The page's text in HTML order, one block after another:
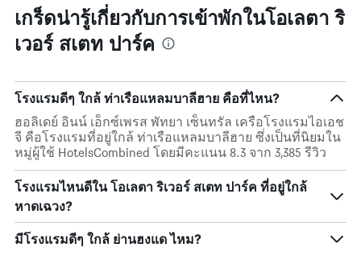
วัน
ของ
สัปดาห์
แผนภูมิ
แกน
Y
1
แกน
แแส
ดง
เฉลี่ย
ของ
ห้อง
พัก
เกร็ดน่ารู้เกี่ยวกับการเข้าพักในโอเลตา ริ
เวอร์ สเตท ปาร์ค
โรงแรมดีๆ ใกล้ ท่าเรือแหลมบาลีฮาย คือที่ไหน?
ฮอลิเดย์ อินน์ เอ็กซ์เพรส พัทยา เซ็นทรัล เครือโรงแรมไอเอช
จี คือโรงแรมที่อยู่ใกล้ ท่าเรือแหลมบาลีฮาย ซึ่งเป็นที่นิยมใน
หมู่ผู้ใช้ HotelsCombined โดยมีคะแนน 8.3 จาก 3,385 รีวิว
โรงแรมไหนดีใน โอเลตา ริเวอร์ สเตท ปาร์ค ที่อยู่ใกล้
หาดเฉวง?
มีโรงแรมดีๆ ใกล้ ย่านฮงแด ไหม?